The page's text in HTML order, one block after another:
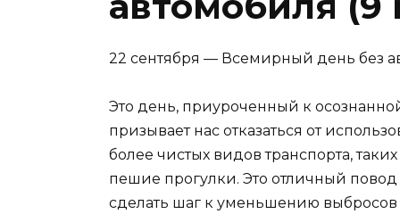
22 сентября — Всемирный день без
Это день, приуроченный к
призывает нас отказаться от
более чистых видов транспорта,
пешие прогулки. Это отличный
сделать шаг к уменьшению выбросов